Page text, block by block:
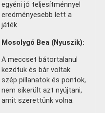
egyéni jó teljesítménnyel
eredményesebb lett a
játék.
Mosolygó Bea (Nyuszik):
A meccset bátortalanul
kezdtük és bár voltak
szép pillanatok és pontok,
nem sikerült azt nyújtani,
amit szerettünk volna.